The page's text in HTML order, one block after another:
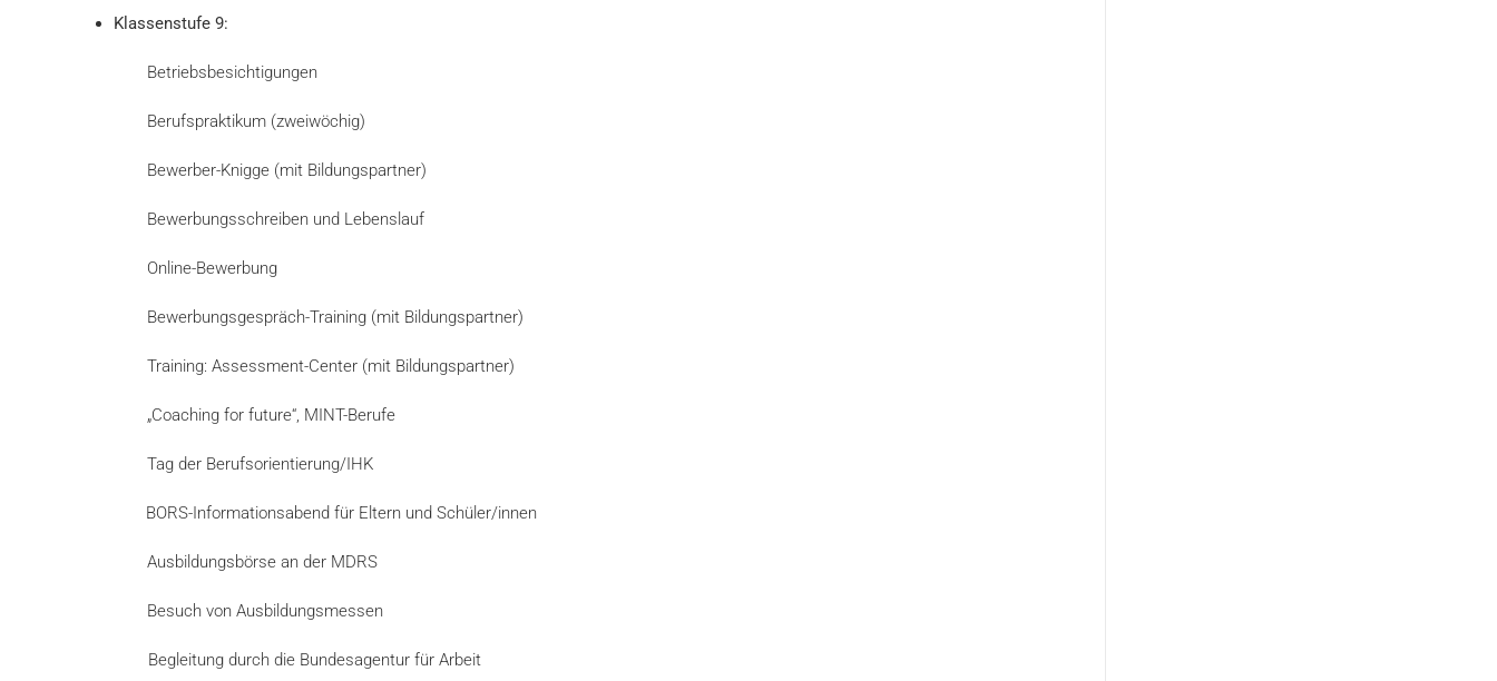
Klassenstufe 9:
Betriebsbesichtigungen
Berufspraktikum (zweiwöchig)
Bewerber-Knigge (mit Bildungspartner)
Bewerbungsschreiben und Lebenslauf
Online-Bewerbung
Bewerbungsgespräch-Training (mit Bildungspartner)
Training: Assessment-Center (mit Bildungspartner)
„Coaching for future“, MINT-Berufe
Tag der Berufsorientierung/IHK
BORS-Informationsabend für Eltern und Schüler/innen
Ausbildungsbörse an der MDRS
Besuch von Ausbildungsmessen
Begleitung durch die Bundesagentur für Arbeit